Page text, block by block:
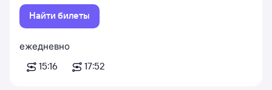
Найти билеты
ежедневно
15:16
17:52